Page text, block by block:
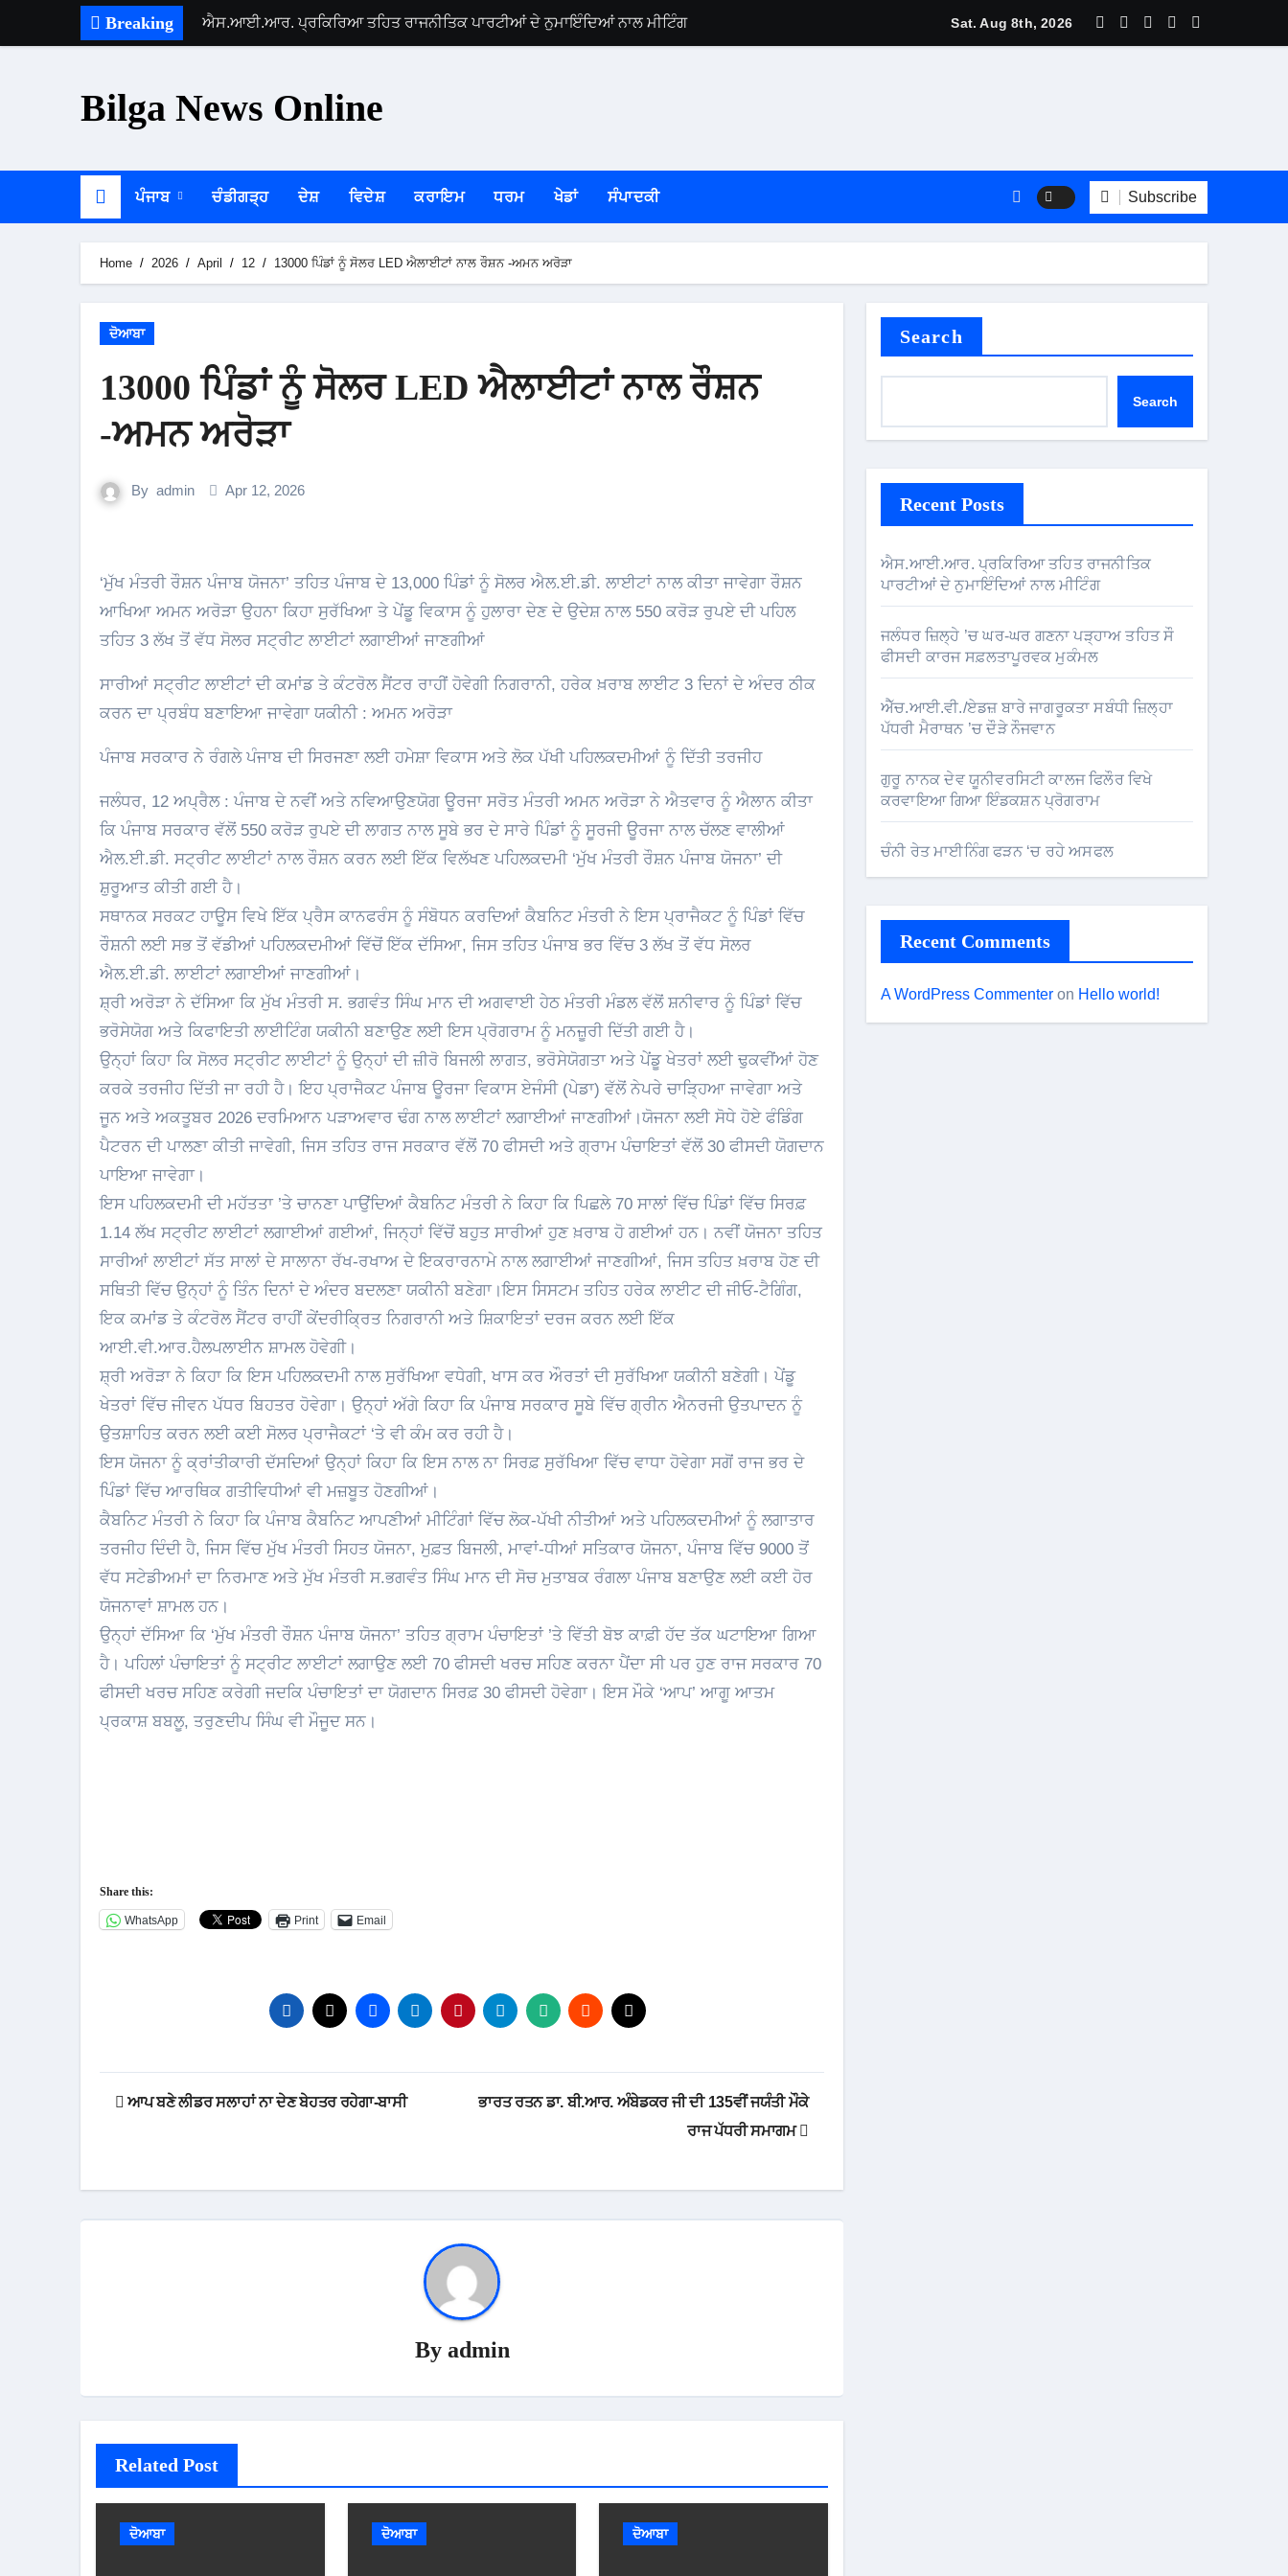
Breaking ਐਸ.ਆਈ.ਆਰ. ਪ੍ਰਕਿਰਿਆ ਤਹਿਤ ਰਾਜਨੀਤਿਕ ਪਾਰਟੀਆਂ ਦੇ ਨੁਮਾਇੰਦਿਆਂ ਨਾਲ ਮੀਟਿੰਗ ਜਲੰਧਰ ਜ਼ਿਲ੍ਹੇ ’ਚ ਘਰ-ਘਰ ਗਣਨਾ ਪੜ੍ਹਾਅ ਤਹਿਤ ਸੌ ਫੀਸਦੀ ਕਾਰਜ ਸਫ਼ਲਤਾਪੂਰਵਕ ਮੁਕੰਮਲ
Sat. Aug 8th, 2026
Bilga News Online
ਪੰਜਾਬ ਚੰਡੀਗੜ੍ਹ ਦੇਸ਼ ਵਿਦੇਸ਼ ਕਰਾਇਮ ਧਰਮ ਖੇਡਾਂ ਸੰਪਾਦਕੀ Subscribe
Home 2026 April 12 13000 ਪਿੰਡਾਂ ਨੂੰ ਸੋਲਰ LED ਐਲਾਈਟਾਂ ਨਾਲ ਰੌਸ਼ਨ -ਅਮਨ ਅਰੋੜਾ
ਦੋਆਬਾ
13000 ਪਿੰਡਾਂ ਨੂੰ ਸੋਲਰ LED ਐਲਾਈਟਾਂ ਨਾਲ ਰੌਸ਼ਨ
-ਅਮਨ ਅਰੋੜਾ
By admin Apr 12, 2026
‘ਮੁੱਖ ਮੰਤਰੀ ਰੌਸ਼ਨ ਪੰਜਾਬ ਯੋਜਨਾ’ ਤਹਿਤ ਪੰਜਾਬ ਦੇ 13,000 ਪਿੰਡਾਂ ਨੂੰ ਸੋਲਰ ਐਲ.ਈ.ਡੀ. ਲਾਈਟਾਂ ਨਾਲ ਕੀਤਾ ਜਾਵੇਗਾ ਰੌਸ਼ਨ
ਆਖਿਆ ਅਮਨ ਅਰੋੜਾ ਉਹਨਾ ਕਿਹਾ ਸੁਰੱਖਿਆ ਤੇ ਪੇਂਡੂ ਵਿਕਾਸ ਨੂੰ ਹੁਲਾਰਾ ਦੇਣ ਦੇ ਉਦੇਸ਼ ਨਾਲ 550 ਕਰੋੜ ਰੁਪਏ ਦੀ ਪਹਿਲ
ਤਹਿਤ 3 ਲੱਖ ਤੋਂ ਵੱਧ ਸੋਲਰ ਸਟ੍ਰੀਟ ਲਾਈਟਾਂ ਲਗਾਈਆਂ ਜਾਣਗੀਆਂ
ਸਾਰੀਆਂ ਸਟ੍ਰੀਟ ਲਾਈਟਾਂ ਦੀ ਕਮਾਂਡ ਤੇ ਕੰਟਰੋਲ ਸੈਂਟਰ ਰਾਹੀਂ ਹੋਵੇਗੀ ਨਿਗਰਾਨੀ, ਹਰੇਕ ਖ਼ਰਾਬ ਲਾਈਟ 3 ਦਿਨਾਂ ਦੇ ਅੰਦਰ ਠੀਕ
ਕਰਨ ਦਾ ਪ੍ਰਬੰਧ ਬਣਾਇਆ ਜਾਵੇਗਾ ਯਕੀਨੀ : ਅਮਨ ਅਰੋੜਾ
ਪੰਜਾਬ ਸਰਕਾਰ ਨੇ ਰੰਗਲੇ ਪੰਜਾਬ ਦੀ ਸਿਰਜਣਾ ਲਈ ਹਮੇਸ਼ਾ ਵਿਕਾਸ ਅਤੇ ਲੋਕ ਪੱਖੀ ਪਹਿਲਕਦਮੀਆਂ ਨੂੰ ਦਿੱਤੀ ਤਰਜੀਹ
ਜਲੰਧਰ, 12 ਅਪ੍ਰੈਲ : ਪੰਜਾਬ ਦੇ ਨਵੀਂ ਅਤੇ ਨਵਿਆਉਣਯੋਗ ਊਰਜਾ ਸਰੋਤ ਮੰਤਰੀ ਅਮਨ ਅਰੋੜਾ ਨੇ ਐਤਵਾਰ ਨੂੰ ਐਲਾਨ ਕੀਤਾ
ਕਿ ਪੰਜਾਬ ਸਰਕਾਰ ਵੱਲੋਂ 550 ਕਰੋੜ ਰੁਪਏ ਦੀ ਲਾਗਤ ਨਾਲ ਸੂਬੇ ਭਰ ਦੇ ਸਾਰੇ ਪਿੰਡਾਂ ਨੂੰ ਸੂਰਜੀ ਊਰਜਾ ਨਾਲ ਚੱਲਣ ਵਾਲੀਆਂ
ਐਲ.ਈ.ਡੀ. ਸਟ੍ਰੀਟ ਲਾਈਟਾਂ ਨਾਲ ਰੌਸ਼ਨ ਕਰਨ ਲਈ ਇੱਕ ਵਿਲੱਖਣ ਪਹਿਲਕਦਮੀ ‘ਮੁੱਖ ਮੰਤਰੀ ਰੌਸ਼ਨ ਪੰਜਾਬ ਯੋਜਨਾ’ ਦੀ
ਸ਼ੁਰੂਆਤ ਕੀਤੀ ਗਈ ਹੈ।
ਸਥਾਨਕ ਸਰਕਟ ਹਾਊਸ ਵਿਖੇ ਇੱਕ ਪ੍ਰੈਸ ਕਾਨਫਰੰਸ ਨੂੰ ਸੰਬੋਧਨ ਕਰਦਿਆਂ ਕੈਬਨਿਟ ਮੰਤਰੀ ਨੇ ਇਸ ਪ੍ਰਾਜੈਕਟ ਨੂੰ ਪਿੰਡਾਂ ਵਿੱਚ
ਰੌਸ਼ਨੀ ਲਈ ਸਭ ਤੋਂ ਵੱਡੀਆਂ ਪਹਿਲਕਦਮੀਆਂ ਵਿੱਚੋਂ ਇੱਕ ਦੱਸਿਆ, ਜਿਸ ਤਹਿਤ ਪੰਜਾਬ ਭਰ ਵਿੱਚ 3 ਲੱਖ ਤੋਂ ਵੱਧ ਸੋਲਰ
ਐਲ.ਈ.ਡੀ. ਲਾਈਟਾਂ ਲਗਾਈਆਂ ਜਾਣਗੀਆਂ।
ਸ਼੍ਰੀ ਅਰੋੜਾ ਨੇ ਦੱਸਿਆ ਕਿ ਮੁੱਖ ਮੰਤਰੀ ਸ. ਭਗਵੰਤ ਸਿੰਘ ਮਾਨ ਦੀ ਅਗਵਾਈ ਹੇਠ ਮੰਤਰੀ ਮੰਡਲ ਵੱਲੋਂ ਸ਼ਨੀਵਾਰ ਨੂੰ ਪਿੰਡਾਂ ਵਿੱਚ
ਭਰੋਸੇਯੋਗ ਅਤੇ ਕਿਫਾਇਤੀ ਲਾਈਟਿੰਗ ਯਕੀਨੀ ਬਣਾਉਣ ਲਈ ਇਸ ਪ੍ਰੋਗਰਾਮ ਨੂੰ ਮਨਜ਼ੂਰੀ ਦਿੱਤੀ ਗਈ ਹੈ।
ਉਨ੍ਹਾਂ ਕਿਹਾ ਕਿ ਸੋਲਰ ਸਟ੍ਰੀਟ ਲਾਈਟਾਂ ਨੂੰ ਉਨ੍ਹਾਂ ਦੀ ਜ਼ੀਰੋ ਬਿਜਲੀ ਲਾਗਤ, ਭਰੋਸੇਯੋਗਤਾ ਅਤੇ ਪੇਂਡੂ ਖੇਤਰਾਂ ਲਈ ਢੁਕਵੀਂਆਂ ਹੋਣ
ਕਰਕੇ ਤਰਜੀਹ ਦਿੱਤੀ ਜਾ ਰਹੀ ਹੈ। ਇਹ ਪ੍ਰਾਜੈਕਟ ਪੰਜਾਬ ਊਰਜਾ ਵਿਕਾਸ ਏਜੰਸੀ (ਪੇਡਾ) ਵੱਲੋਂ ਨੇਪਰੇ ਚਾੜ੍ਹਿਆ ਜਾਵੇਗਾ ਅਤੇ
ਜੂਨ ਅਤੇ ਅਕਤੂਬਰ 2026 ਦਰਮਿਆਨ ਪੜਾਅਵਾਰ ਢੰਗ ਨਾਲ ਲਾਈਟਾਂ ਲਗਾਈਆਂ ਜਾਣਗੀਆਂ।ਯੋਜਨਾ ਲਈ ਸੋਧੇ ਹੋਏ ਫੰਡਿੰਗ
ਪੈਟਰਨ ਦੀ ਪਾਲਣਾ ਕੀਤੀ ਜਾਵੇਗੀ, ਜਿਸ ਤਹਿਤ ਰਾਜ ਸਰਕਾਰ ਵੱਲੋਂ 70 ਫੀਸਦੀ ਅਤੇ ਗ੍ਰਾਮ ਪੰਚਾਇਤਾਂ ਵੱਲੋਂ 30 ਫੀਸਦੀ ਯੋਗਦਾਨ
ਪਾਇਆ ਜਾਵੇਗਾ।
ਇਸ ਪਹਿਲਕਦਮੀ ਦੀ ਮਹੱਤਤਾ ’ਤੇ ਚਾਨਣਾ ਪਾਉਂਦਿਆਂ ਕੈਬਨਿਟ ਮੰਤਰੀ ਨੇ ਕਿਹਾ ਕਿ ਪਿਛਲੇ 70 ਸਾਲਾਂ ਵਿੱਚ ਪਿੰਡਾਂ ਵਿੱਚ ਸਿਰਫ਼
1.14 ਲੱਖ ਸਟ੍ਰੀਟ ਲਾਈਟਾਂ ਲਗਾਈਆਂ ਗਈਆਂ, ਜਿਨ੍ਹਾਂ ਵਿੱਚੋਂ ਬਹੁਤ ਸਾਰੀਆਂ ਹੁਣ ਖ਼ਰਾਬ ਹੋ ਗਈਆਂ ਹਨ। ਨਵੀਂ ਯੋਜਨਾ ਤਹਿਤ
ਸਾਰੀਆਂ ਲਾਈਟਾਂ ਸੱਤ ਸਾਲਾਂ ਦੇ ਸਾਲਾਨਾ ਰੱਖ-ਰਖਾਅ ਦੇ ਇਕਰਾਰਨਾਮੇ ਨਾਲ ਲਗਾਈਆਂ ਜਾਣਗੀਆਂ, ਜਿਸ ਤਹਿਤ ਖ਼ਰਾਬ ਹੋਣ ਦੀ
ਸਥਿਤੀ ਵਿੱਚ ਉਨ੍ਹਾਂ ਨੂੰ ਤਿੰਨ ਦਿਨਾਂ ਦੇ ਅੰਦਰ ਬਦਲਣਾ ਯਕੀਨੀ ਬਣੇਗਾ।ਇਸ ਸਿਸਟਮ ਤਹਿਤ ਹਰੇਕ ਲਾਈਟ ਦੀ ਜੀਓ-ਟੈਗਿੰਗ,
ਇਕ ਕਮਾਂਡ ਤੇ ਕੰਟਰੋਲ ਸੈਂਟਰ ਰਾਹੀਂ ਕੇਂਦਰੀਕ੍ਰਿਤ ਨਿਗਰਾਨੀ ਅਤੇ ਸ਼ਿਕਾਇਤਾਂ ਦਰਜ ਕਰਨ ਲਈ ਇੱਕ
ਆਈ.ਵੀ.ਆਰ.ਹੈਲਪਲਾਈਨ ਸ਼ਾਮਲ ਹੋਵੇਗੀ।
ਸ਼੍ਰੀ ਅਰੋੜਾ ਨੇ ਕਿਹਾ ਕਿ ਇਸ ਪਹਿਲਕਦਮੀ ਨਾਲ ਸੁਰੱਖਿਆ ਵਧੇਗੀ, ਖਾਸ ਕਰ ਔਰਤਾਂ ਦੀ ਸੁਰੱਖਿਆ ਯਕੀਨੀ ਬਣੇਗੀ। ਪੇਂਡੂ
ਖੇਤਰਾਂ ਵਿੱਚ ਜੀਵਨ ਪੱਧਰ ਬਿਹਤਰ ਹੋਵੇਗਾ। ਉਨ੍ਹਾਂ ਅੱਗੇ ਕਿਹਾ ਕਿ ਪੰਜਾਬ ਸਰਕਾਰ ਸੂਬੇ ਵਿੱਚ ਗ੍ਰੀਨ ਐਨਰਜੀ ਉਤਪਾਦਨ ਨੂੰ
ਉਤਸ਼ਾਹਿਤ ਕਰਨ ਲਈ ਕਈ ਸੋਲਰ ਪ੍ਰਾਜੈਕਟਾਂ ‘ਤੇ ਵੀ ਕੰਮ ਕਰ ਰਹੀ ਹੈ।
ਇਸ ਯੋਜਨਾ ਨੂੰ ਕ੍ਰਾਂਤੀਕਾਰੀ ਦੱਸਦਿਆਂ ਉਨ੍ਹਾਂ ਕਿਹਾ ਕਿ ਇਸ ਨਾਲ ਨਾ ਸਿਰਫ਼ ਸੁਰੱਖਿਆ ਵਿੱਚ ਵਾਧਾ ਹੋਵੇਗਾ ਸਗੋਂ ਰਾਜ ਭਰ ਦੇ
ਪਿੰਡਾਂ ਵਿੱਚ ਆਰਥਿਕ ਗਤੀਵਿਧੀਆਂ ਵੀ ਮਜ਼ਬੂਤ ਹੋਣਗੀਆਂ।
ਕੈਬਨਿਟ ਮੰਤਰੀ ਨੇ ਕਿਹਾ ਕਿ ਪੰਜਾਬ ਕੈਬਨਿਟ ਆਪਣੀਆਂ ਮੀਟਿੰਗਾਂ ਵਿੱਚ ਲੋਕ-ਪੱਖੀ ਨੀਤੀਆਂ ਅਤੇ ਪਹਿਲਕਦਮੀਆਂ ਨੂੰ ਲਗਾਤਾਰ
ਤਰਜੀਹ ਦਿੰਦੀ ਹੈ, ਜਿਸ ਵਿੱਚ ਮੁੱਖ ਮੰਤਰੀ ਸਿਹਤ ਯੋਜਨਾ, ਮੁਫ਼ਤ ਬਿਜਲੀ, ਮਾਵਾਂ-ਧੀਆਂ ਸਤਿਕਾਰ ਯੋਜਨਾ, ਪੰਜਾਬ ਵਿੱਚ 9000 ਤੋਂ
ਵੱਧ ਸਟੇਡੀਅਮਾਂ ਦਾ ਨਿਰਮਾਣ ਅਤੇ ਮੁੱਖ ਮੰਤਰੀ ਸ.ਭਗਵੰਤ ਸਿੰਘ ਮਾਨ ਦੀ ਸੋਚ ਮੁਤਾਬਕ ਰੰਗਲਾ ਪੰਜਾਬ ਬਣਾਉਣ ਲਈ ਕਈ ਹੋਰ
ਯੋਜਨਾਵਾਂ ਸ਼ਾਮਲ ਹਨ।
ਉਨ੍ਹਾਂ ਦੱਸਿਆ ਕਿ ‘ਮੁੱਖ ਮੰਤਰੀ ਰੌਸ਼ਨ ਪੰਜਾਬ ਯੋਜਨਾ’ ਤਹਿਤ ਗ੍ਰਾਮ ਪੰਚਾਇਤਾਂ ’ਤੇ ਵਿੱਤੀ ਬੋਝ ਕਾਫ਼ੀ ਹੱਦ ਤੱਕ ਘਟਾਇਆ ਗਿਆ
ਹੈ। ਪਹਿਲਾਂ ਪੰਚਾਇਤਾਂ ਨੂੰ ਸਟ੍ਰੀਟ ਲਾਈਟਾਂ ਲਗਾਉਣ ਲਈ 70 ਫੀਸਦੀ ਖਰਚ ਸਹਿਣ ਕਰਨਾ ਪੈਂਦਾ ਸੀ ਪਰ ਹੁਣ ਰਾਜ ਸਰਕਾਰ 70
ਫੀਸਦੀ ਖਰਚ ਸਹਿਣ ਕਰੇਗੀ ਜਦਕਿ ਪੰਚਾਇਤਾਂ ਦਾ ਯੋਗਦਾਨ ਸਿਰਫ਼ 30 ਫੀਸਦੀ ਹੋਵੇਗਾ। ਇਸ ਮੌਕੇ ‘ਆਪ’ ਆਗੂ ਆਤਮ
ਪ੍ਰਕਾਸ਼ ਬਬਲੂ, ਤਰੁਣਦੀਪ ਸਿੰਘ ਵੀ ਮੌਜੂਦ ਸਨ।
Share this:
WhatsApp Print Email
Post
ਆਪ ਬਣੇ ਲੀਡਰ ਸਲਾਹਾਂ ਨਾ ਦੇਣ ਬੇਹਤਰ ਰਹੇਗਾ-ਬਾਸੀ
ਭਾਰਤ ਰਤਨ ਡਾ. ਬੀ.ਆਰ. ਅੰਬੇਡਕਰ ਜੀ ਦੀ 135ਵੀਂ ਜਯੰਤੀ ਮੌਕੇ
ਰਾਜ ਪੱਧਰੀ ਸਮਾਗਮ
By admin
Related Post
ਦੋਆਬਾ ਦੋਆਬਾ ਦੋਆਬਾ
Search
Search
Recent Posts
ਐਸ.ਆਈ.ਆਰ. ਪ੍ਰਕਿਰਿਆ ਤਹਿਤ ਰਾਜਨੀਤਿਕ
ਪਾਰਟੀਆਂ ਦੇ ਨੁਮਾਇੰਦਿਆਂ ਨਾਲ ਮੀਟਿੰਗ
ਜਲੰਧਰ ਜ਼ਿਲ੍ਹੇ ’ਚ ਘਰ-ਘਰ ਗਣਨਾ ਪੜ੍ਹਾਅ ਤਹਿਤ ਸੌ
ਫੀਸਦੀ ਕਾਰਜ ਸਫ਼ਲਤਾਪੂਰਵਕ ਮੁਕੰਮਲ
ਐੱਚ.ਆਈ.ਵੀ./ਏਡਜ਼ ਬਾਰੇ ਜਾਗਰੂਕਤਾ ਸਬੰਧੀ ਜ਼ਿਲ੍ਹਾ
ਪੱਧਰੀ ਮੈਰਾਥਨ ’ਚ ਦੌੜੇ ਨੌਜਵਾਨ
ਗੁਰੂ ਨਾਨਕ ਦੇਵ ਯੂਨੀਵਰਸਿਟੀ ਕਾਲਜ ਫਿਲੌਰ ਵਿਖੇ
ਕਰਵਾਇਆ ਗਿਆ ਇੰਡਕਸ਼ਨ ਪ੍ਰੋਗਰਾਮ
ਚੰਨੀ ਰੇਤ ਮਾਈਨਿੰਗ ਫੜਨ ‘ਚ ਰਹੇ ਅਸਫਲ
Recent Comments
A WordPress Commenter on Hello world!